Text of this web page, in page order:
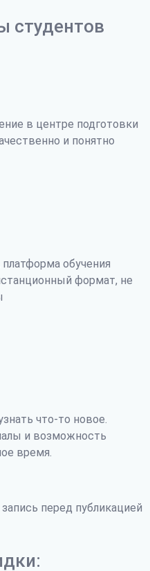
студентов
в центре подготовки
и понятно
обучения
формат, не
что-то новое.
и возможность
время.
перед публикацией